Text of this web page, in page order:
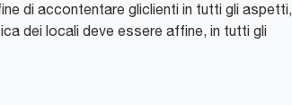
di accontentare gliclienti in tutti gli aspetti,
dei locali deve essere affine, in tutti gli